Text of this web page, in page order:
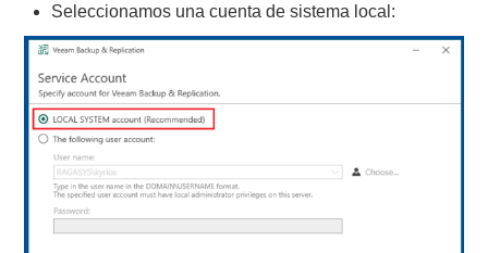
Seleccionamos una cuenta de sistema local: